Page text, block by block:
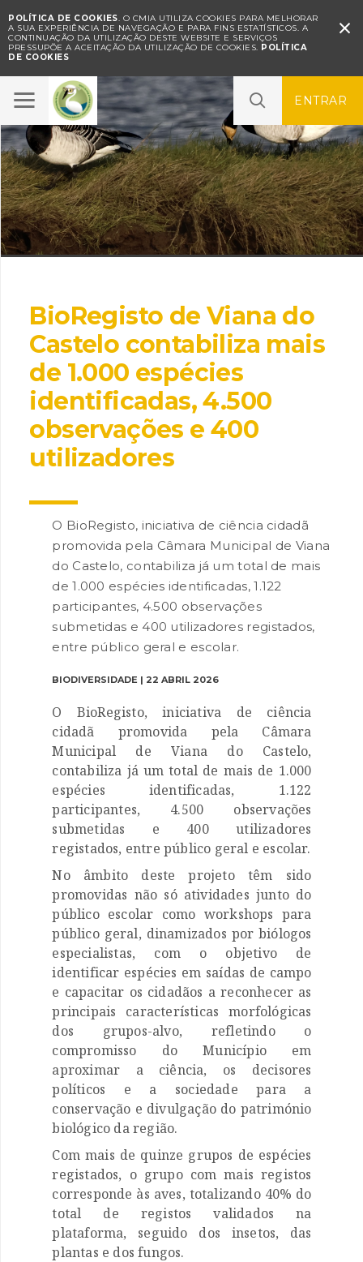
POLÍTICA DE COOKIES. O CMIA UTILIZA COOKIES PARA MELHORAR
A SUA EXPERIÊNCIA DE NAVEGAÇÃO E PARA FINS ESTATÍSTICOS. A
CONTINUAÇÃO DA UTILIZAÇÃO DESTE WEBSITE E SERVIÇOS
PRESSUPÕE A ACEITAÇÃO DA UTILIZAÇÃO DE COOKIES. POLÍTICA
DE COOKIES

ENTRAR
BioRegisto de Viana do
Castelo contabiliza mais
de 1.000 espécies
identificadas, 4.500
observações e 400
utilizadores
O BioRegisto, iniciativa de ciência cidadã
promovida pela Câmara Municipal de Viana
do Castelo, contabiliza já um total de mais
de 1.000 espécies identificadas, 1.122
participantes, 4.500 observações
submetidas e 400 utilizadores registados,
entre público geral e escolar.
BIODIVERSIDADE | 22 ABRIL 2026
O BioRegisto, iniciativa de ciência
cidadã promovida pela Câmara
Municipal de Viana do Castelo,
contabiliza já um total de mais de 1.000
espécies identificadas, 1.122
participantes, 4.500 observações
submetidas e 400 utilizadores
registados, entre público geral e escolar.
No âmbito deste projeto têm sido
promovidas não só atividades junto do
público escolar como workshops para
público geral, dinamizados por biólogos
especialistas, com o objetivo de
identificar espécies em saídas de campo
e capacitar os cidadãos a reconhecer as
principais características morfológicas
dos grupos-alvo, refletindo o
compromisso do Município em
aproximar a ciência, os decisores
políticos e a sociedade para a
conservação e divulgação do património
biológico da região.
Com mais de quinze grupos de espécies
registados, o grupo com mais registos
corresponde às aves, totalizando 40% do
total de registos validados na
plataforma, seguido dos insetos, das
plantas e dos fungos.